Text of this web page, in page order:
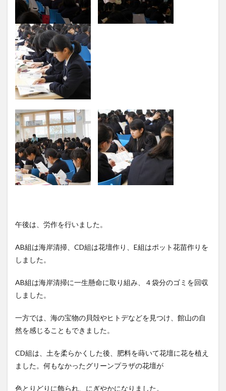
午後は、労作を行いました。
AB組は海岸清掃、CD組は花壇作り、E組はポット花苗作りを
しました。
AB組は海岸清掃に一生懸命に取り組み、４袋分のゴミを回収
しました。
一方では、海の宝物の貝殻やヒトデなどを見つけ、館山の自
然を感じることもできました。
CD組は、土を柔らかくした後、肥料を蒔いて花壇に花を植え
ました。何もなかったグリーンプラザの花壇が
色とりどりに飾られ、にぎやかになりました。